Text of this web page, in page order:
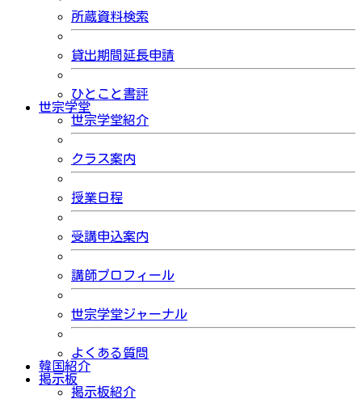
所蔵資料検索
貸出期間延長申請
ひとこと書評
世宗学堂
世宗学堂紹介
クラス案内
授業日程
受講申込案内
講師プロフィール
世宗学堂ジャーナル
よくある質問
韓国紹介
掲示板
掲示板紹介